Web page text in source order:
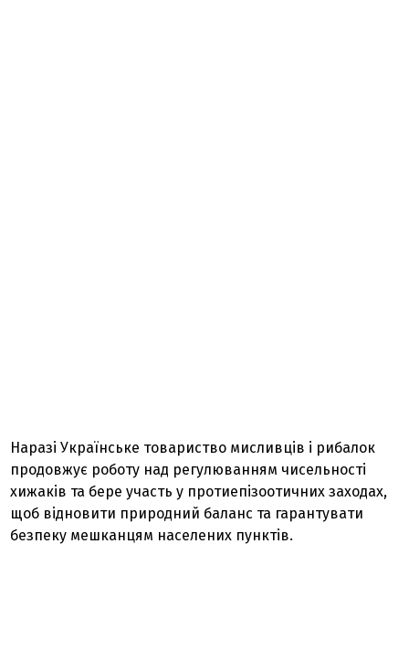
Наразі Українське товариство мисливців і рибалок
продовжує роботу над регулюванням чисельності
хижаків та бере участь у протиепізоотичних заходах,
щоб відновити природний баланс та гарантувати
безпеку мешканцям населених пунктів.